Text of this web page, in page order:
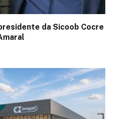
da Sicoob Cocre